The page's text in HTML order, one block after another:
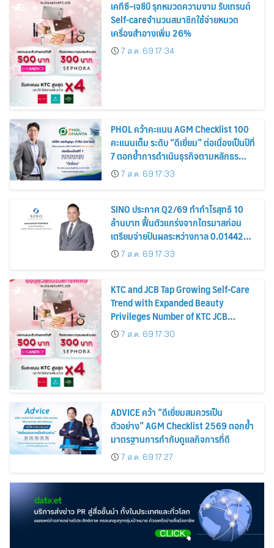
เคทีซี–เจซีบี รุกหมวดความงาม รับเทรนด์
Self-careจำนวนสมาชิกใช้จ่ายหมวด
เครื่องสำอางเพิ่ม 26%
7 ส.ค. 69 17:34
PHOL คว้าคะแนน AGM Checklist 100
คะแนนเต็ม ระดับ “ดีเยี่ยม” ต่อเนื่องเป็นปีที่
7 ตอกย้ำการดำเนินธุรกิจตามหลักธร
รมาภิบาล โปร่งใส สร้างความเชื่อมั่นผู้ถือ
หุ้น
7 ส.ค. 69 17:33
SINO ประกาศ Q2/69 ทำกำไรสุทธิ 10
ล้านบาท ฟื้นตัวแกร่งจากไตรมาสก่อน
เตรียมจ่ายปันผลระหว่างกาล 0.014423
บาทต่อหุ้น ครึ่งปีหลังมุ่งเติบโตต่อเนื่อง
7 ส.ค. 69 17:33
KTC and JCB Tap Growing Self-Care
Trend with Expanded Beauty
Privileges Number of KTC JCB
Cardmembers Spending on
Cosmetics Rises 26%
7 ส.ค. 69 17:30
ADVICE คว้า “ดีเยี่ยมสมควรเป็น
ตัวอย่าง” AGM Checklist 2569 ตอกย้ำ
มาตรฐานการกำกับดูแลกิจการที่ดี
7 ส.ค. 69 17:27